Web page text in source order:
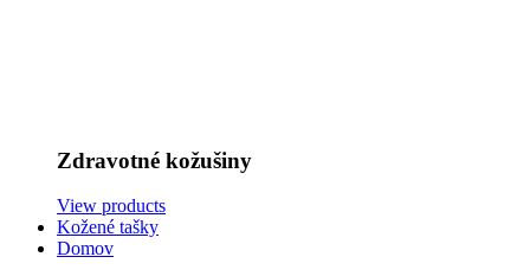
Zdravotné kožušiny
View products
Kožené tašky
Domov